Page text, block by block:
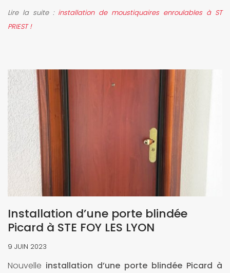
Lire la suite : installation de moustiquaires enroulables à ST
PRIEST !
Installation d’une porte blindée
Picard à STE FOY LES LYON
9 JUIN 2023
Nouvelle installation d’une porte blindée Picard à